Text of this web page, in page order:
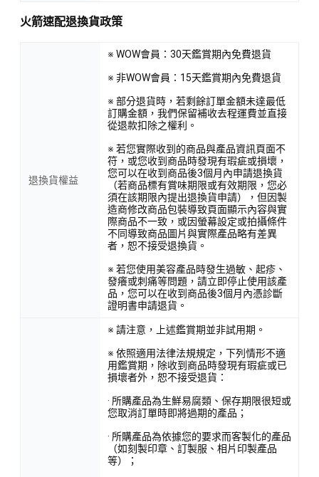
火箭速配退換貨政策
退換貨權益
※ WOW會員：30天鑑賞期內免費退貨
※ 非WOW會員：15天鑑賞期內免費退貨
※ 部分退貨時，若剩餘訂單金額未達最低
訂購金額，我們保留補收去程運費並直接
從退款扣除之權利。
※ 若您實際收到的商品與產品資訊頁面不
符，或您收到商品時發現有瑕疵或損壞，
您可以在收到商品後3個月內申請退換貨
（若商品標有賞味期限或有效期限，您必
須在該期限內提出退換貨申請），但因製
造商修改商品包裝導致頁面顯示內容與實
際商品不一致，或因螢幕設定或拍攝條件
不同導致商品圖片與實際產品略有差異
者，恕不接受退換貨。
※ 若您使用美容產品時發生過敏、起疹、
發癢或刺痛等問題，請立即停止使用該產
品，您可以在收到商品後3個月內憑診斷
證明書申請退貨。
※ 請注意，上述鑑賞期並非試用期。
※ 依照適用法律法規規定，下列情形不適
用鑑賞期，除收到商品時發現有瑕疵或已
損壞者外，恕不接受退貨：
· 所購產品為生鮮易腐類、保存期限很短或
您取消訂單時即將過期的產品；
· 所購產品為依據您的要求而客製化的產品
（如刻製印章、訂製服、相片印製產品
等）；